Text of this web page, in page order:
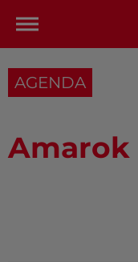
AGENDA
Amarok